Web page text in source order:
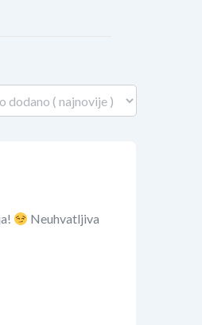
Neuhvatljiva